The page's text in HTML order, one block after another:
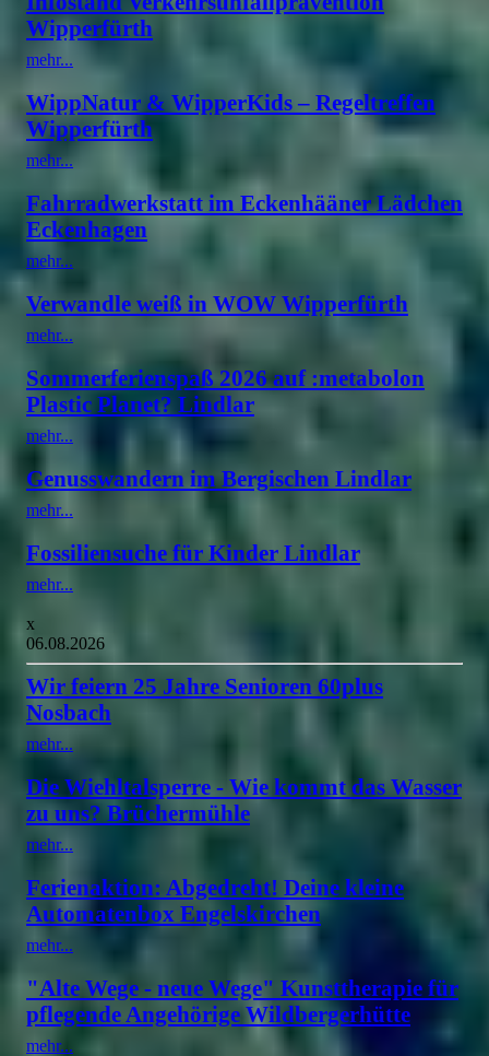
Wipperfürth
mehr...
WippNatur & WipperKids – Regeltreffen
Wipperfürth
mehr...
Fahrradwerkstatt im Eckenhääner Lädchen
Eckenhagen
mehr...
Verwandle weiß in WOW Wipperfürth
mehr...
Sommerferienspaß 2026 auf :metabolon
Plastic Planet? Lindlar
mehr...
Genusswandern im Bergischen Lindlar
mehr...
Fossiliensuche für Kinder Lindlar
mehr...
x
06.08.2026
Wir feiern 25 Jahre Senioren 60plus
Nosbach
mehr...
Die Wiehltalsperre - Wie kommt das Wasser
zu uns? Brüchermühle
mehr...
Ferienaktion: Abgedreht! Deine kleine
Automatenbox Engelskirchen
mehr...
"Alte Wege - neue Wege" Kunsttherapie für
pflegende Angehörige Wildbergerhütte
mehr...